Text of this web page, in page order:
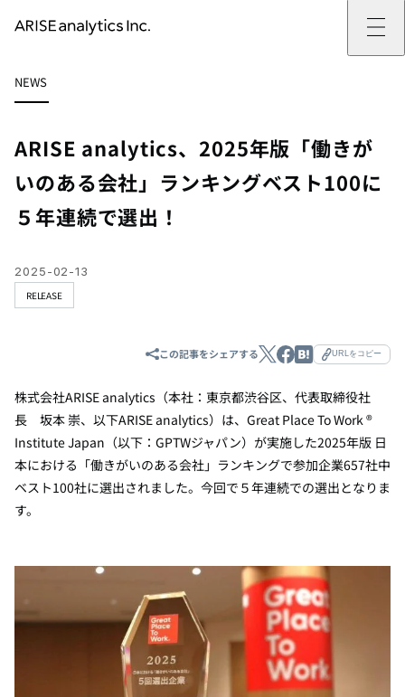
ARISE analyticsとはトップ
ミッション・バリュー
働きがいのある会社づくり
サービス
提供サービストップ
カスタマーサポート改革
ドローン・ビジネス活用
データ・AI人材育成支援
実績
データドリブン改革の推進支援
新規事業の立ち上げ支援
データ分析基盤の構築・活用支援
企業情報
企業情報トップ
会社概要
CEOメッセージ
サステナビリティ
お問い合わせ
ニュース
ニューストップ
インフォメーション
プレスリリース
イベント
技術情報
技術情報トップ
TECH BLOG
PAPER
採用
採用トップ
新卒採用
社員インタビュー
成長支援
キャリア開発
数字で見るARISE analytics
NEWS
ARISE analytics、2025年版「働きが
いのある会社」ランキングベスト100に
５年連続で選出！
RELEASE
2025-02-13
この記事をシェアする URLをコピー
株式会社ARISE analytics （本社：東京都渋谷区、代表取締役社
長 坂本 崇、以下ARISE analytics）は、 Great Place To Work ®
Institute Japan （以下： GPTWジャパン）が実施した2025年版 日
本における「働きがいのある会社」ランキングで参加企業657社中
ベスト100社に選出されました。今回で５年連続での選出となりま
す。